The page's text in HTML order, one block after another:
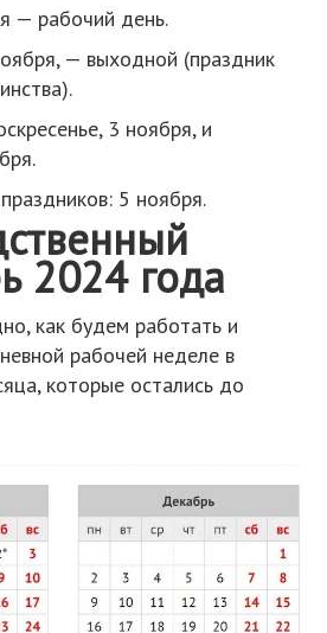
— рабочий день.
— выходной (праздник
3 ноября, и
5 ноября.
2024 года
как будем работать и
рабочей неделе в
которые остались до